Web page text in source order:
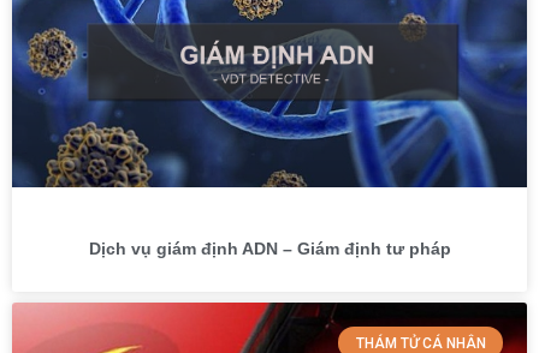
Dịch vụ giám định ADN – Giám định tư pháp
THÁM TỬ CÁ NHÂN